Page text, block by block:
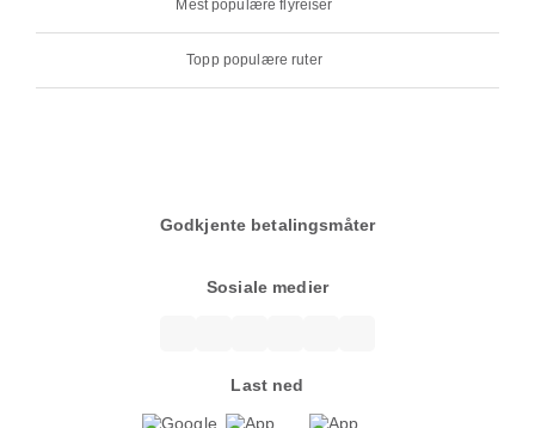
Mest populære flyreiser
Topp populære ruter
Godkjente betalingsmåter
Sosiale medier
Last ned